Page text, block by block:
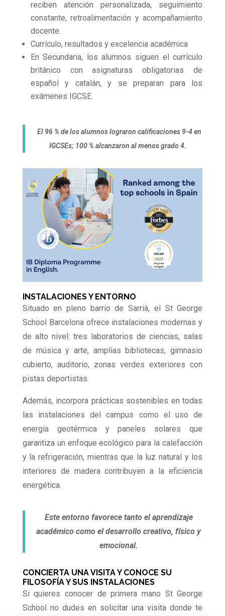
reciben atención personalizada, seguimiento
constante, retroalimentación y acompañamiento
docente.
Currículo, resultados y excelencia académica
En Secundaria, los alumnos siguen el currículo
británico con asignaturas obligatorias de
español y catalán, y se preparan para los
exámenes IGCSE.
El 96 % de los alumnos lograron calificaciones 9-4 en
IGCSEs; 100 % alcanzaron al menos grado 4.
INSTALACIONES Y ENTORNO
Situado en pleno barrio de Sarrià, el St George
School Barcelona ofrece instalaciones modernas y
de alto nivel: tres laboratorios de ciencias, salas
de música y arte, amplias bibliotecas, gimnasio
cubierto, auditorio, zonas verdes exteriores con
pistas deportistas.
Además, incorpora prácticas sostenibles en todas
las instalaciones del campus como el uso de
energía geotérmica y paneles solares que
garantiza un enfoque ecológico para la calefacción
y la refrigeración, mientras que la luz natural y los
interiores de madera contribuyen a la eficiencia
energética.
Este entorno favorece tanto el aprendizaje
académico como el desarrollo creativo, físico y
emocional.
CONCIERTA UNA VISITA Y CONOCE SU
FILOSOFÍA Y SUS INSTALACIONES
Si quieres conocer de primera mano St George
School no dudes en solicitar una visita donde te